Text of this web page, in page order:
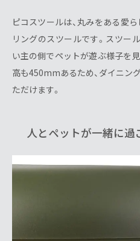
ピコスツールは、丸みをある愛
リングのスツールです。スツー
い主の側でペットが遊ぶ様子を
高も450mmあるため、ダイニン
ただけます。
人とペットが一緒に